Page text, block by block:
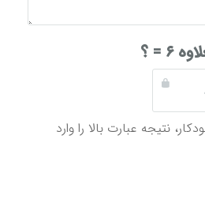
نتیجه عبارت بالا را وارد